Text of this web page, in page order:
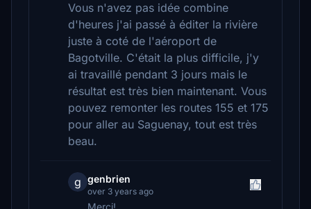
Vous n'avez pas idée combine
d'heures j'ai passé à éditer la rivière
juste à coté de l'aéroport de
Bagotville. C'était la plus difficile, j'y
ai travaillé pendant 3 jours mais le
résultat est très bien maintenant. Vous
pouvez remonter les routes 155 et 175
pour aller au Saguenay, tout est très
beau.
g genbrien
over 3 years ago
Merci!